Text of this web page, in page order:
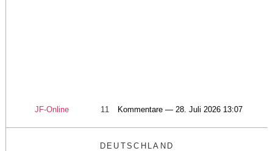
JF-Online 11 Kommentare — 28. Juli 2026 13:07
DEUTSCHLAND